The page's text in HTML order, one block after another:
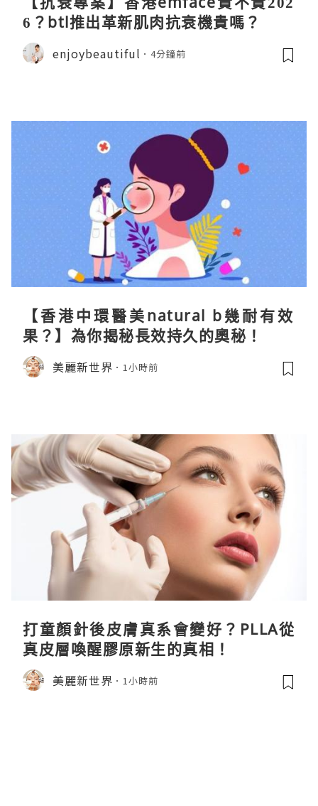
6？btl推出革新肌肉抗衰機貴嗎？
enjoybeautiful 4分鐘前
【香港中環醫美natural b幾耐有效
果？】為你揭秘長效持久的奧秘！
美麗新世界 1小時前
打童顏針後皮膚真系會變好？PLLA從
真皮層喚醒膠原新生的真相！
美麗新世界 1小時前